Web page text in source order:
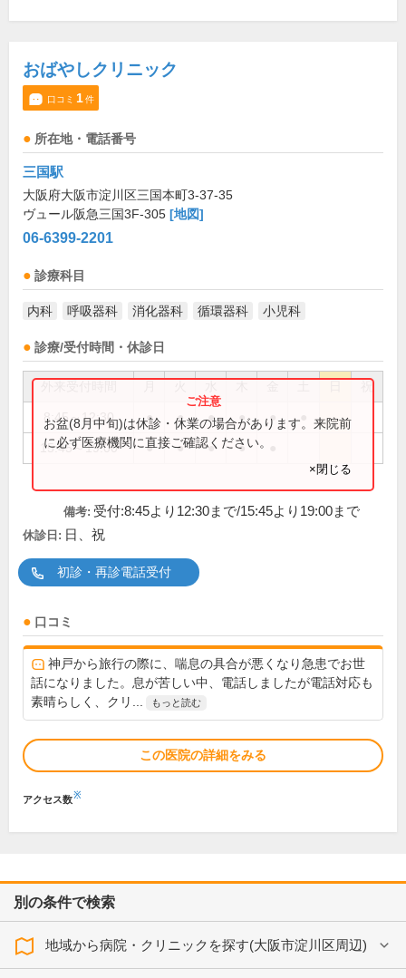
おばやしクリニック
口コミ 1件
所在地・電話番号
三国駅
大阪府大阪市淀川区三国本町3-37-35
ヴュール阪急三国3F-305 [地図]
06-6399-2201
診療科目
内科 呼吸器科 消化器科 循環器科 小児科
診療/受付時間・休診日
祝
8:45～12:30 ● ● ● ● ●
15:45～19:00 ● ● ● ●
お盆(8月中旬)は休診・休業の場合があります。来院前
に必ず医療機関に直接ご確認ください。
×閉じる
備考: 受付:8:45より12:30まで/15:45より19:00まで
休診日: 日、祝
初診・再診電話受付
口コミ
神戸から旅行の際に、喘息の具合が悪くなり急患でお世
話になりました。息が苦しい中、電話しましたが電話対応も
素晴らしく、クリ...
もっと読む
この医院の詳細をみる
アクセス数※
別の条件で検索
地域から病院・クリニックを探す(大阪市淀川区周辺)